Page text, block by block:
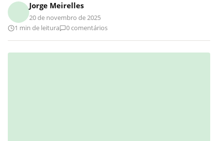
Jorge Meirelles
20 de novembro de 2025
1 min de leitura
0 comentários